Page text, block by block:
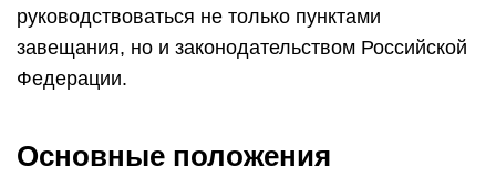
руководствоваться не только пунктами
завещания, но и законодательством Российской
Федерации.
Основные положения